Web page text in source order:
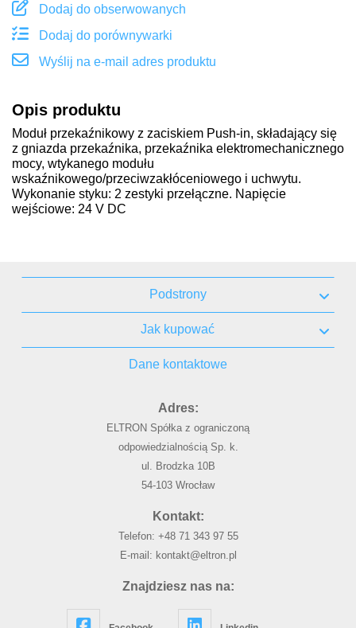
Dodaj do obserwowanych
Dodaj do porównywarki
Wyślij na e-mail adres produktu
Opis produktu
Moduł przekaźnikowy z zaciskiem Push-in, składający się
z gniazda przekaźnika, przekaźnika elektromechanicznego
mocy, wtykanego modułu
wskaźnikowego/przeciwzakłóceniowego i uchwytu.
Wykonanie styku: 2 zestyki przełączne. Napięcie
wejściowe: 24 V DC
Podstrony
Jak kupować
Dane kontaktowe
Adres:
ELTRON Spółka z ograniczoną
odpowiedzialnością Sp. k.
ul. Brodzka 10B
54-103 Wrocław
Kontakt:
Telefon: +48 71 343 97 55
E-mail: kontakt@eltron.pl
Znajdziesz nas na: